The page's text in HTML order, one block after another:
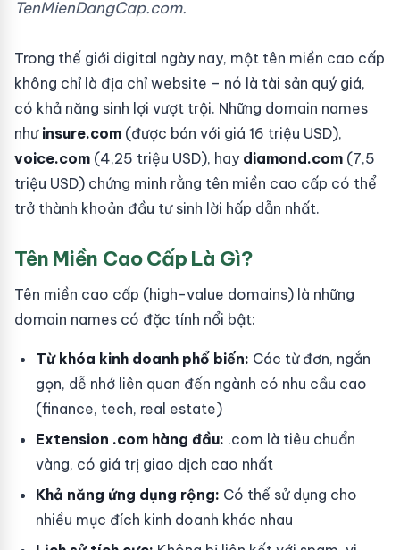
TenMienDangCap.com.
Trong thế giới digital ngày nay, một tên miền cao cấp
không chỉ là địa chỉ website – nó là tài sản quý giá,
có khả năng sinh lợi vượt trội. Những domain names
như insure.com (được bán với giá 16 triệu USD),
voice.com (4,25 triệu USD), hay diamond.com (7,5
triệu USD) chứng minh rằng tên miền cao cấp có thể
trở thành khoản đầu tư sinh lời hấp dẫn nhất.
Tên Miền Cao Cấp Là Gì?
Tên miền cao cấp (high-value domains) là những
domain names có đặc tính nổi bật:
Từ khóa kinh doanh phổ biến: Các từ đơn, ngắn
gọn, dễ nhớ liên quan đến ngành có nhu cầu cao
(finance, tech, real estate)
Extension .com hàng đầu: .com là tiêu chuẩn
vàng, có giá trị giao dịch cao nhất
Khả năng ứng dụng rộng: Có thể sử dụng cho
nhiều mục đích kinh doanh khác nhau